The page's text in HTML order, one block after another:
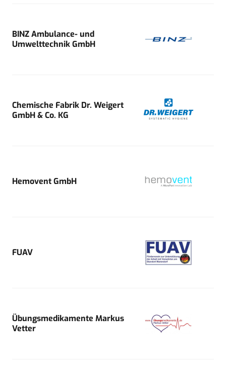
BINZ Ambulance- und
Umwelttechnik GmbH
Chemische Fabrik Dr. Weigert
GmbH & Co. KG
Hemovent GmbH
FUAV
Übungsmedikamente Markus
Vetter